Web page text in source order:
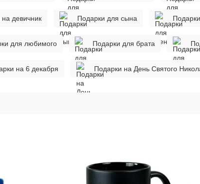
девичник Подарки для сына
для любимого Подарки для брата
на 6 декабря Подарки на День Святого